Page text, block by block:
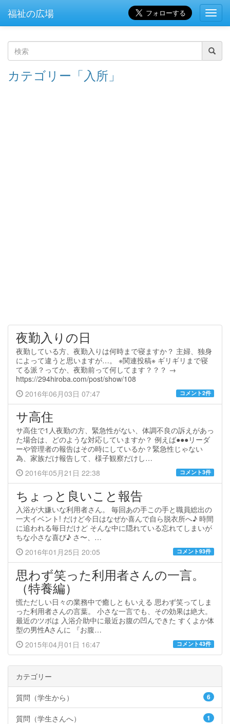
福祉の広場
索
カテゴリー「入所」
夜勤入りの日
夜勤している方、夜勤入りは何時まで寝ますか？ 主婦、独身
によって違うと思いますが…。 ※関連投稿※ ギリギリまで寝
てる派？ってか、夜勤前って何してます？？？ →
https://294hiroba.com/post/show/108
2016年06月03日 07:47
コメント2件
サ高住
サ高住で1人夜勤の方、緊急性がない、体調不良の訴えがあっ
た場合は、どのような対応していますか？ 例えば●●●リーダ
ーや管理者の報告はその時にしているか？緊急性じゃない
為、家族だけ報告して、様子観察だけし…
2016年05月21日 22:38
コメント3件
ちょっと良いこと報告
入浴が大嫌いな利用者さん。 毎回あの手この手と職員総出の
一大イベント! だけど今日はなぜか喜んで自ら脱衣所へ♪ 時間
に追われる毎日だけど そんな中に隠れている忘れてしまいが
ちな小さな喜び♪ さ〜、…
2016年01月25日 20:05
コメント93件
思わず笑った利用者さんの一言。
（特養編）
慌ただしい日々の業務中で癒しともいえる 思わず笑ってしま
った利用者さんの言葉。 小さな一言でも、その効果は絶大。
最近のツボは 入浴介助中に最近お腹の凹んできた すくよか体
型の男性Aさんに 『お腹…
2015年04月01日 16:47
コメント43件
カテゴリー
質問（学生から） 6
質問（学生さんへ） 1